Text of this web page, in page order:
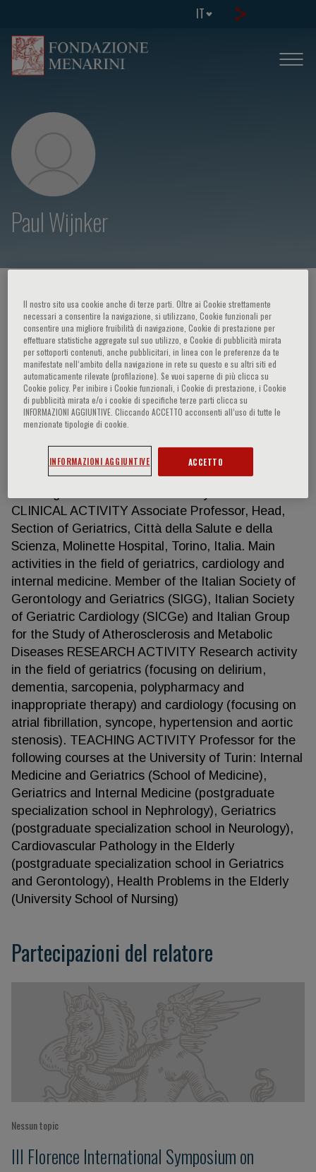
IT
Paul Wijnker
Mario Bo
HIGHLIGHTS Specialist in Geriatrics and in
Cardiology, with a PhD in “Gerontology Research
scientific papers, with publications in international
peer-reviewed journals. He regularly carries out
CLINICAL ACTIVITY Associate Professor, Head,
Section of Geriatrics, Città della Salute e della
Scienza, Molinette Hospital, Torino, Italia. Main
activities in the field of geriatrics, cardiology and
internal medicine. Member of the Italian Society of
Gerontology and Geriatrics (SIGG), Italian Society
of Geriatric Cardiology (SICGe) and Italian Group
for the Study of Atherosclerosis and Metabolic
Diseases RESEARCH ACTIVITY Research activity
in the field of geriatrics (focusing on delirium,
dementia, sarcopenia, polypharmacy and
inappropriate therapy) and cardiology (focusing on
atrial fibrillation, syncope, hypertension and aortic
stenosis). TEACHING ACTIVITY Professor for the
following courses at the University of Turin: Internal
Medicine and Geriatrics (School of Medicine),
Geriatrics and Internal Medicine (postgraduate
specialization school in Nephrology), Geriatrics
(postgraduate specialization school in Neurology),
Cardiovascular Pathology in the Elderly
(postgraduate specialization school in Geriatrics
and Gerontology), Health Problems in the Elderly
(University School of Nursing)
Partecipazioni del relatore
Nessun topic
III Florence International Symposium on
Il nostro sito usa cookie anche di terze parti. Oltre ai Cookie strettamente
necessari a consentire la navigazione, si utilizzano, Cookie funzionali per
consentire una migliore fruibilità di navigazione, Cookie di prestazione per
effettuare statistiche aggregate sul suo utilizzo, e Cookie di pubblicità mirata
per sottoporti contenuti, anche pubblicitari, in linea con le preferenze da te
manifestate nell‘ambito della navigazione in rete su questo e su altri siti ed
automaticamente rilevate (profilazione). Se vuoi saperne di più clicca su
Cookie policy. Per inibire i Cookie funzionali, i Cookie di prestazione, i Cookie
di pubblicità mirata e/o i cookie di specifiche terze parti clicca su
INFORMAZIONI AGGIUNTIVE. Cliccando ACCETTO acconsenti all’uso di tutte le
menzionate tipologie di cookie.
INFORMAZIONI AGGIUNTIVE ACCETTO